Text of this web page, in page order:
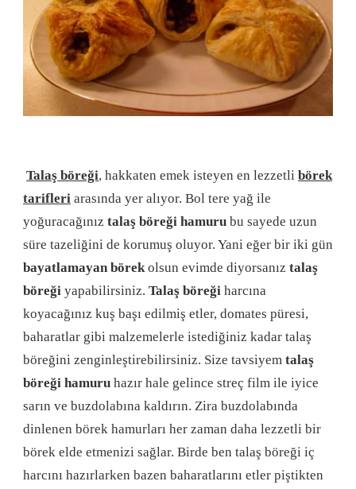
Talaş böreği, hakkaten emek isteyen en lezzetli börek
tarifleri arasında yer alıyor. Bol tere yağ ile
yoğuracağınız talaş böreği hamuru bu sayede uzun
süre tazeliğini de korumuş oluyor. Yani eğer bir iki gün
bayatlamayan börekolsun evimde diyorsanız talaş
böreği yapabilirsiniz. Talaş böreği harcına
koyacağınız kuş başı edilmiş etler, domates püresi,
baharatlar gibi malzemelerle istediğiniz kadar talaş
böreğini zenginleştirebilirsiniz. Size tavsiyem talaş
böreği hamuru hazır hale gelince streç film ile iyice
sarın ve buzdolabına kaldırın. Zira buzdolabında
dinlenen börek hamurları her zaman daha lezzetli bir
börek elde etmenizi sağlar. Birde ben talaş böreği iç
harcını hazırlarken bazen baharatlarını etler piştikten